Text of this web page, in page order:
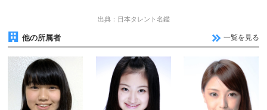
出典：日本タレント名鑑
他の所属者 一覧を見る